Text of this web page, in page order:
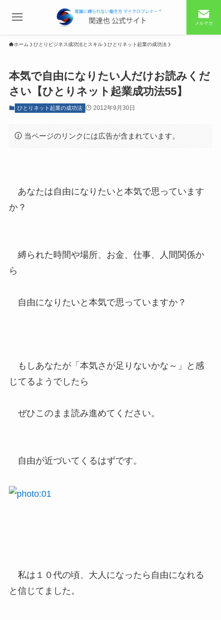
メルマガ
ホーム ひとりビジネス成功法とスキル ひとりネット起業の成功法
本気で自由になりたい人だけお読みくだ
さい【ひとりネット起業成功法55】
ひとりネット起業の成功法 2012年9月30日
当ページのリンクには広告が含まれています。
あなたは自由になりたいと本気で思っています
か？
縛られた時間や場所、お金、仕事、人間関係か
ら
自由になりたいと本気で思っていますか？
もしあなたが「本気さが足りないかな～」と感
じてるようでしたら
ぜひこのまま読み進めてください。
自由が近づいてくるはずです。
私は１０代の頃、大人になったら自由になれる
と信じてました。